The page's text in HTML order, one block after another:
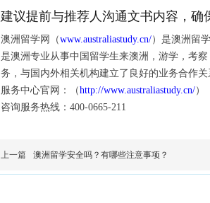
建议提前与推荐人沟通文书内容，确
澳洲 留学网（www.australiastudy.cn/）是澳洲留
是澳洲专业从事中国留学生来澳洲，游学，考
务，与国内外相关机构建立了良好的业务合作关
服务中心官网：（http://www.australiastudy.cn/）
咨询服务热线：400-0665-211
上一篇 澳洲留学安全吗？有哪些注意事项？